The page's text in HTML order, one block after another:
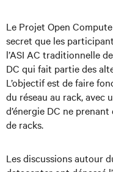
Le Projet Open
secret que les
l’ASI AC traditionnelle
DC qui fait partie des
L’objectif est de faire
du réseau au rack, avec
d’énergie DC ne
de racks.
Les discussions autour